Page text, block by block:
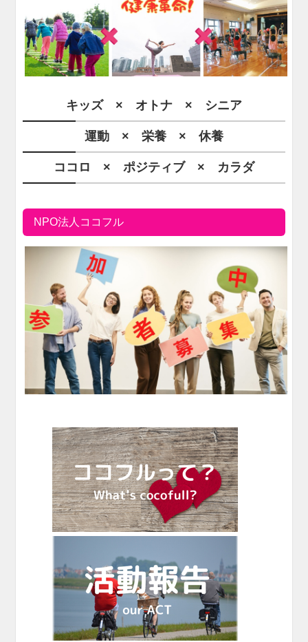
キッズ × オトナ × シニア
運動 × 栄養 × 休養
ココロ × ポジティブ × カラダ
NPO法人ココフル